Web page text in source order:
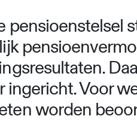
pensioenstelsel
ingericht. Voor
worden